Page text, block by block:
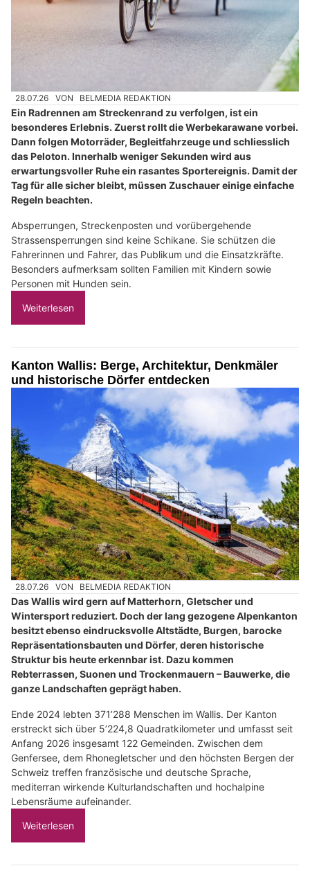
28.07.26 VON BELMEDIA REDAKTION
Ein Radrennen am Streckenrand zu verfolgen, ist ein
besonderes Erlebnis. Zuerst rollt die Werbekarawane vorbei.
Dann folgen Motorräder, Begleitfahrzeuge und schliesslich
das Peloton. Innerhalb weniger Sekunden wird aus
erwartungsvoller Ruhe ein rasantes Sportereignis. Damit der
Tag für alle sicher bleibt, müssen Zuschauer einige einfache
Regeln beachten.
Absperrungen, Streckenposten und vorübergehende
Strassensperrungen sind keine Schikane. Sie schützen die
Fahrerinnen und Fahrer, das Publikum und die Einsatzkräfte.
Besonders aufmerksam sollten Familien mit Kindern sowie
Personen mit Hunden sein.
Weiterlesen
Kanton Wallis: Berge, Architektur, Denkmäler
und historische Dörfer entdecken
28.07.26 VON BELMEDIA REDAKTION
Das Wallis wird gern auf Matterhorn, Gletscher und
Wintersport reduziert. Doch der lang gezogene Alpenkanton
besitzt ebenso eindrucksvolle Altstädte, Burgen, barocke
Repräsentationsbauten und Dörfer, deren historische
Struktur bis heute erkennbar ist. Dazu kommen
Rebterrassen, Suonen und Trockenmauern – Bauwerke, die
ganze Landschaften geprägt haben.
Ende 2024 lebten 371’288 Menschen im Wallis. Der Kanton
erstreckt sich über 5’224,8 Quadratkilometer und umfasst seit
Anfang 2026 insgesamt 122 Gemeinden. Zwischen dem
Genfersee, dem Rhonegletscher und den höchsten Bergen der
Schweiz treffen französische und deutsche Sprache,
mediterran wirkende Kulturlandschaften und hochalpine
Lebensräume aufeinander.
Weiterlesen